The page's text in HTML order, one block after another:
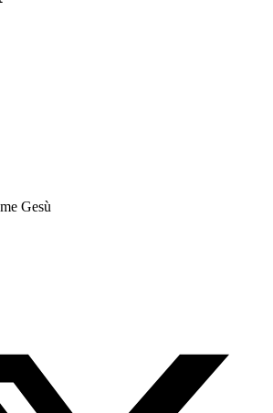
Gesù